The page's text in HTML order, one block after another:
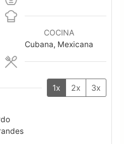
COCINA
Cubana, Mexicana
1x 2x 3x